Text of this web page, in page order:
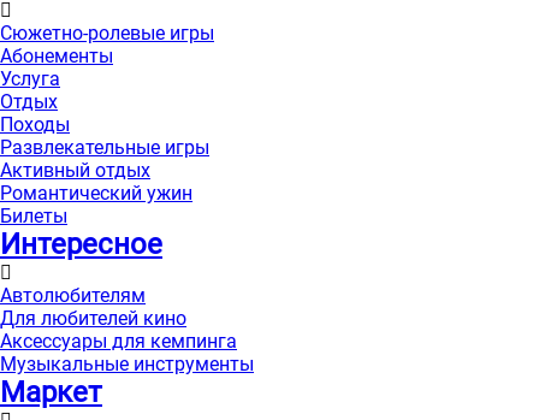
Сюжетно-ролевые игры
Абонементы
Услуга
Отдых
Походы
Развлекательные игры
Активный отдых
Романтический ужин
Билеты
Интересноe
Автолюбителям
Для любителей кино
Аксессуары для кемпинга
Музыкальные инструменты
Маркет